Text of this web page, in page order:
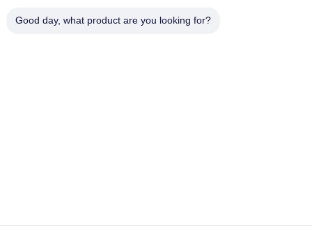
Good day, what product are you looking for?